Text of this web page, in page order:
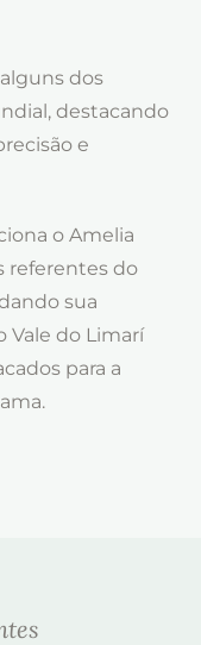
dos
destacando
e
o Amelia
referentes do
sua
Vale do Limarí
para a